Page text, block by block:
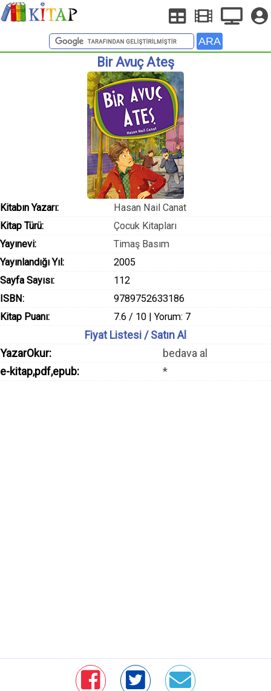
Bir Avuç Ateş
Kitabın Yazarı:
Hasan Nail Canat
Kitap Türü:
Çocuk Kitapları
Yayınevi:
Timaş Basım
Yayınlandığı Yıl:
2005
Sayfa Sayısı:
112
ISBN:
9789752633186
Kitap Puanı:
7.6 / 10 | Yorum: 7
Fiyat Listesi / Satın Al
YazarOkur:
bedava al
e-kitap,pdf,epub:
*